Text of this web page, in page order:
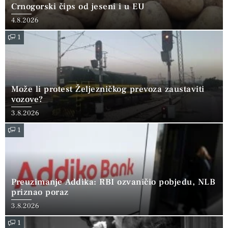
Crnogorski čips od jeseni i u EU
4.8.2026
1
Može li protest Željezničkog prevoza zaustaviti
vozove?
3.8.2026
1
Preuzimanje Addika: RBI ozvaničio pobjedu, NLB
priznao poraz
3.8.2026
1